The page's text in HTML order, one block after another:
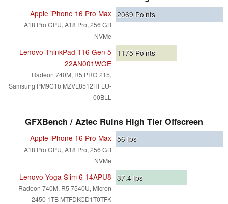
Apple iPhone 16 Pro Max
A18 Pro GPU, A18 Pro, 256 GB
NVMe
2069 Points
Lenovo ThinkPad T16 Gen 5
22AN001WGE
Radeon 740M, R5 PRO 215,
Samsung PM9C1b MZVL8512HFLU-
00BLL
1175 Points
GFXBench / Aztec Ruins High Tier Offscreen
Apple iPhone 16 Pro Max
A18 Pro GPU, A18 Pro, 256 GB
NVMe
56fps
Lenovo Yoga Slim 6 14APU8
Radeon 740M, R5 7540U, Micron
2450 1TB MTFDKCD1T0TFK
37.4 fps